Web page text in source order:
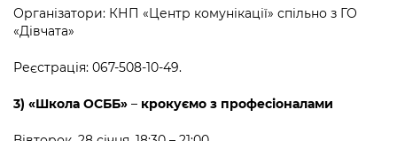
Організатори: КНП «Центр комунікації» спільно з ГО
«Дівчата»
Реєстрація: 067-508-10-49.
3) «Школа ОСББ» – крокуємо з професіоналами